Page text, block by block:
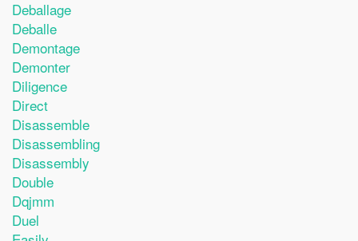
Deballage
Deballe
Demontage
Demonter
Diligence
Direct
Disassemble
Disassembling
Disassembly
Double
Dqjmm
Duel